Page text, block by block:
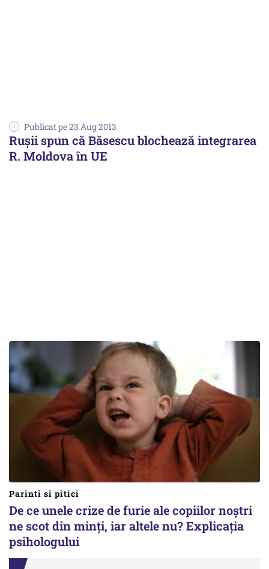
Publicat pe 23 Aug 2013
Rușii spun că Băsescu blochează integrarea
R. Moldova în UE
Parinti si pitici
De ce unele crize de furie ale copiilor noștri
ne scot din minți, iar altele nu? Explicația
psihologului